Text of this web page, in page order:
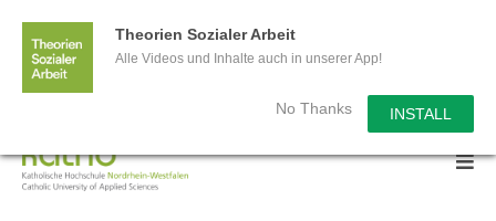
Theorien Sozialer Arbeit
Alle Videos und Inhalte auch in unserer App!
No Thanks INSTALL
Wir sagen Danke für 3 Millionen